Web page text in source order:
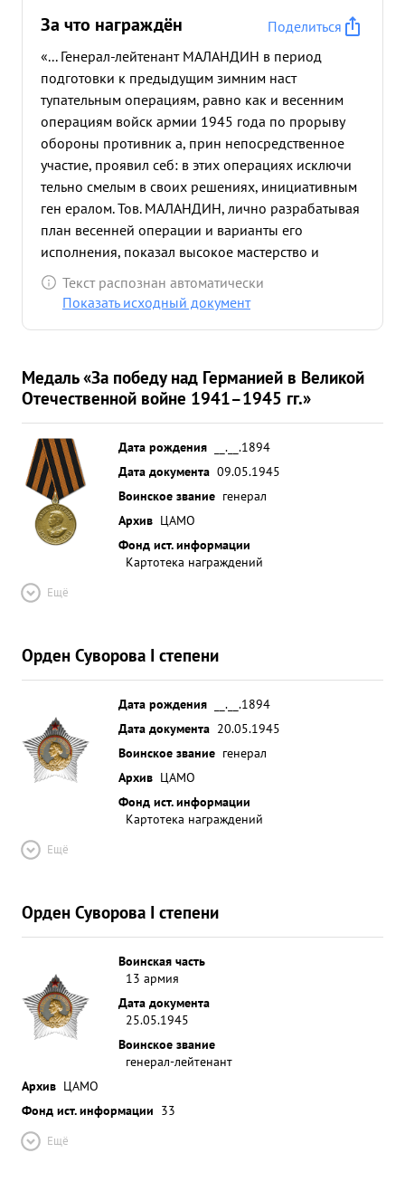
За что награждён
Поделиться
«... Генерал-лейтенант МАЛАНДИН в период
подготовки к предыдущим зимним наст
тупательным операциям, равно как и весенним
операциям войск армии 1945 года по прорыву
обороны противник а, прин непосредственное
участие, проявил себ: в этих операциях исключи
тельно смелым в своих решениях, инициативным
ген ералом. Тов. МАЛАНДИН, лично разрабатывая
план весенней операции и варианты его
исполнения, показал высокое мастерство и
умение организации взаимодействия артиллерии
с пехотой и танк ами. Осуществление этого плана
войск армии, части армии прорвали глубоко
эшелонированную оборону немцев на р Нейс е и,
развивая в последующие дни успех, вышли на р
Шпрее, которую с малыми потерями форсировали
на широком фронте, обеспечив тем самым
развитие успеха соседним армиям При
проведении наступательной операции тов.
МАЛАНДИН четко руководил штабом армии , и
умело организовав управление войсками добился
соединениями армии приказов Военного Совета.
Текст распознан автоматически
Показать исходный документ
Медаль «За победу над Германией в Великой
Отечественной войне 1941–1945 гг.»
Дата рождения
__.__.1894
Дата документа 09.05.1945
Воинское звание генерал
Архив ЦАМО
Фонд ист. информации
Картотека награждений
Ещё
Орден Суворова I степени
Дата рождения
__.__.1894
Дата документа 20.05.1945
Воинское звание генерал
Архив ЦАМО
Фонд ист. информации
Картотека награждений
Ещё
Орден Суворова I степени
Воинская часть
13 армия
Дата документа
25.05.1945
Воинское звание
генерал-лейтенант
Архив ЦАМО
Фонд ист. информации 33
Ещё